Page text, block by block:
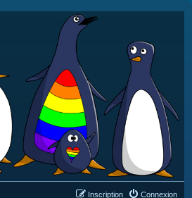
Connexion
Inscription